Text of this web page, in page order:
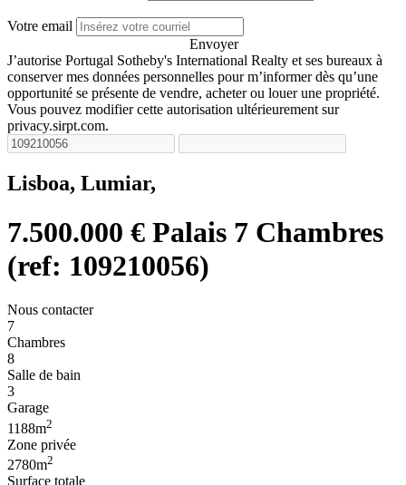
Votre email
Envoyer
J’autorise Portugal Sotheby's International Realty et ses bureaux à
conserver mes données personnelles pour m’informer dès qu’une
opportunité se présente de vendre, acheter ou louer une propriété.
Vous pouvez modifier cette autorisation ultérieurement sur
privacy.sirpt.com.
Lisboa, Lumiar,
7.500.000 € Palais 7 Chambres
(ref: 109210056)
Nous contacter
7
Chambres
8
Salle de bain
3
Garage
1188m2
Zone privée
2780m2
Surface totale